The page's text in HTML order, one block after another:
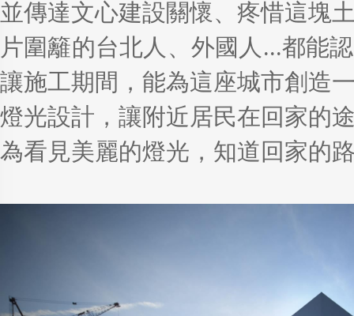
並傳達文心建設關懷、疼惜這塊
片圍籬的台北人、外國人...都能
讓施工期間，能為這座城市創造
燈光設計，讓附近居民在回家的
為看見美麗的燈光，知道回家的